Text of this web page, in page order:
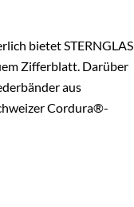
bietet STERNGLAS
Zifferblatt. Darüber
aus
Cordura®-